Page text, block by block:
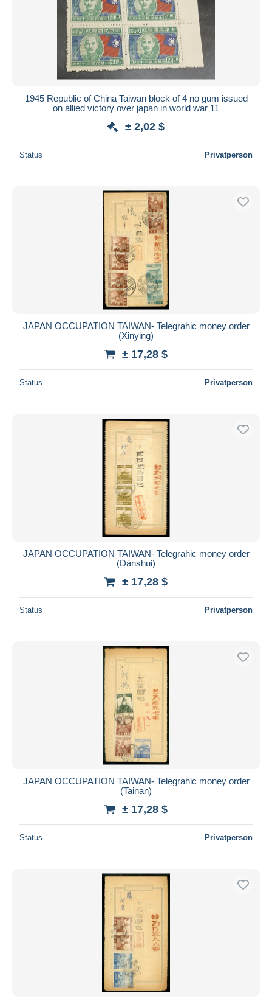
1945 Republic of China Taiwan block of 4 no gum issued
on allied victory over japan in world war 11
± 2,02 $
Status Privatperson
JAPAN OCCUPATION TAIWAN- Telegrahic money order
(Xinying)
± 17,28 $
Status Privatperson
JAPAN OCCUPATION TAIWAN- Telegrahic money order
(Dànshuǐ)
± 17,28 $
Status Privatperson
JAPAN OCCUPATION TAIWAN- Telegrahic money order
(Tainan)
± 17,28 $
Status Privatperson